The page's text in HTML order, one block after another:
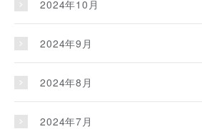
2024年10月
2024年9月
2024年8月
2024年7月